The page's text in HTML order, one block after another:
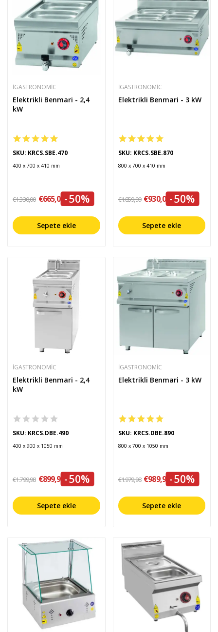
IGASTRONOMIC
Elektrikli Benmari - 2,4
kW
SKU: KRCS.SBE.470
400 x 700 x 410 mm
€1.330,00 €665,00-50%
Sepete ekle
IGASTRONOMIC
Elektrikli Benmari - 3 kW
SKU: KRCS.SBE.870
800 x 700 x 410 mm
€1.859,99 €930,00-50%
Sepete ekle
IGASTRONOMIC
Elektrikli Benmari - 2,4
kW
SKU: KRCS.DBE.490
400 x 900 x 1050 mm
€1.799,98 €899,99-50%
Sepete ekle
IGASTRONOMIC
Elektrikli Benmari - 3 kW
SKU: KRCS.DBE.890
800 x 700 x 1050 mm
€1.979,98 €989,99-50%
Sepete ekle